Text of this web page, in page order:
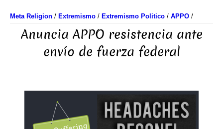
Meta Religion / Extremismo / Extremismo Politico / APPO /
Anuncia APPO resistencia ante
envío de fuerza federal